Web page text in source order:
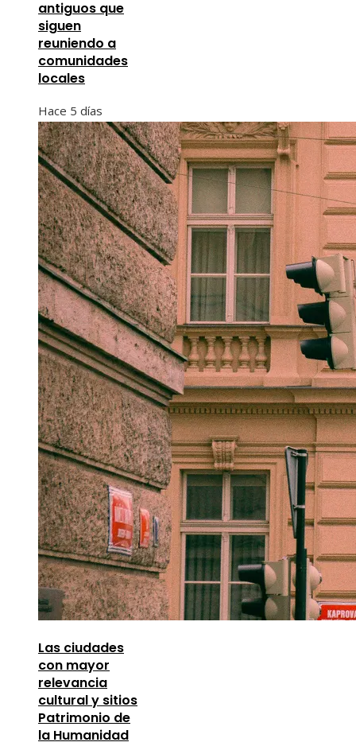
antiguos que
siguen
reuniendo a
comunidades
locales
Hace 5 días
Las ciudades
con mayor
relevancia
cultural y sitios
Patrimonio de
la Humanidad